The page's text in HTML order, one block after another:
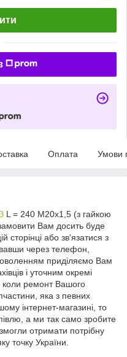
Оплата Умови
L = 240 М20х1,5 (з гайкою
Вам досить буде
сторінці або зв'язатися з
через телефон,
приділяємо Вам
і уточним окремі
коли ремонт Вашого
яка з певних
інтернет-магазині, то
а ми так само зробите
отримати потрібну
точку України.